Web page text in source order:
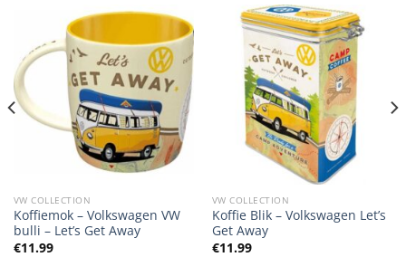
VW COLLECTION
Koffiemok – Volkswagen VW
bulli – Let’s Get Away
€11.99
VW COLLECTION
Koffie Blik – Volkswagen Let’s
Get Away
€11.99